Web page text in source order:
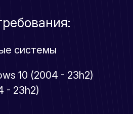
системы
10 (2004 - 23h2)
- 23h2)